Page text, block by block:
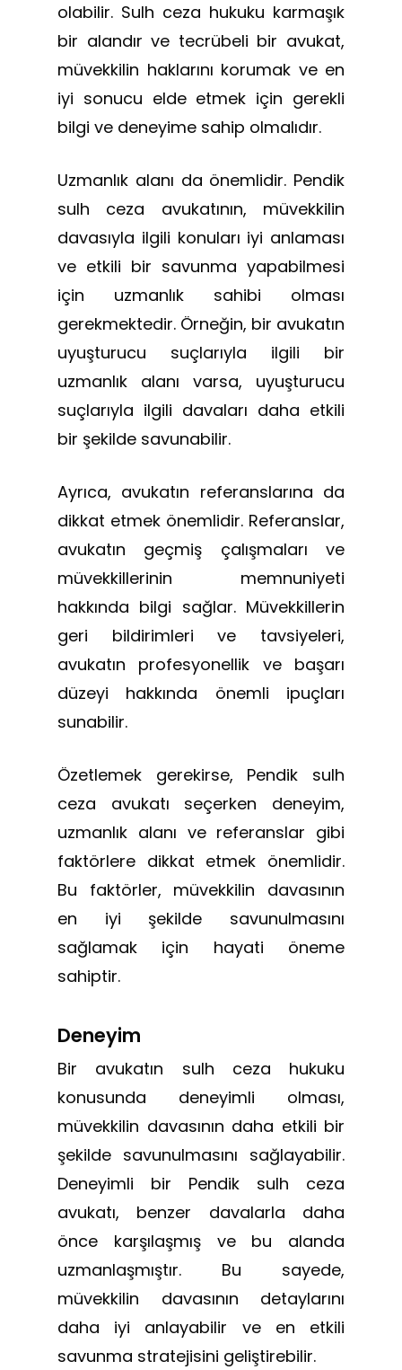
olabilir. Sulh ceza hukuku karmaşık
bir alandır ve tecrübeli bir avukat,
müvekkilin haklarını korumak ve en
iyi sonucu elde etmek için gerekli
bilgi ve deneyime sahip olmalıdır.
Uzmanlık alanı da önemlidir. Pendik
sulh ceza avukatının, müvekkilin
davasıyla ilgili konuları iyi anlaması
ve etkili bir savunma yapabilmesi
için uzmanlık sahibi olması
gerekmektedir. Örneğin, bir avukatın
uyuşturucu suçlarıyla ilgili bir
uzmanlık alanı varsa, uyuşturucu
suçlarıyla ilgili davaları daha etkili
bir şekilde savunabilir.
Ayrıca, avukatın referanslarına da
dikkat etmek önemlidir. Referanslar,
avukatın geçmiş çalışmaları ve
müvekkillerinin memnuniyeti
hakkında bilgi sağlar. Müvekkillerin
geri bildirimleri ve tavsiyeleri,
avukatın profesyonellik ve başarı
düzeyi hakkında önemli ipuçları
sunabilir.
Özetlemek gerekirse, Pendik sulh
ceza avukatı seçerken deneyim,
uzmanlık alanı ve referanslar gibi
faktörlere dikkat etmek önemlidir.
Bu faktörler, müvekkilin davasının
en iyi şekilde savunulmasını
sağlamak için hayati öneme
sahiptir.
Deneyim
Bir avukatın sulh ceza hukuku
konusunda deneyimli olması,
müvekkilin davasının daha etkili bir
şekilde savunulmasını sağlayabilir.
Deneyimli bir Pendik sulh ceza
avukatı, benzer davalarla daha
önce karşılaşmış ve bu alanda
uzmanlaşmıştır. Bu sayede,
müvekkilin davasının detaylarını
daha iyi anlayabilir ve en etkili
savunma stratejisini geliştirebilir.